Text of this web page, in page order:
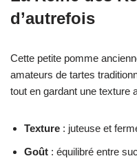
d’autrefois
Cette petite pomme
amateurs de tartes
tout en gardant une texture
Texture : juteuse et
Goût : équilibré entre